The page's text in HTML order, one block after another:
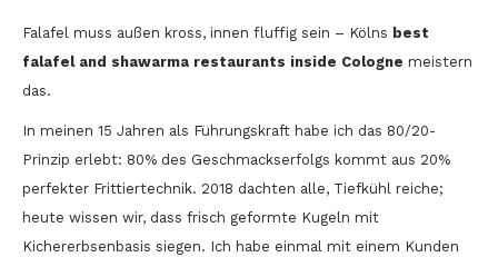
Falafel muss außen kross, innen fluffig sein – Kölns best
falafel and shawarma restaurants inside Cologne meistern
das.
In meinen 15 Jahren als Führungskraft habe ich das 80/20-
Prinzip erlebt: 80% des Geschmackserfolgs kommt aus 20%
perfekter Frittiertechnik. 2018 dachten alle, Tiefkühl reiche;
heute wissen wir, dass frisch geformte Kugeln mit
Kichererbsenbasis siegen. Ich habe einmal mit einem Kunden